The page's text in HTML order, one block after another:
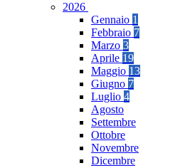
2026
Gennaio 1
Febbraio 7
Marzo 3
Aprile 19
Maggio 13
Giugno 7
Luglio 4
Agosto
Settembre
Ottobre
Novembre
Dicembre